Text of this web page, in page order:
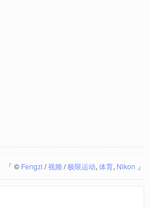
「 © Fengzi /视频/极限运动, 体育, Nikon 」